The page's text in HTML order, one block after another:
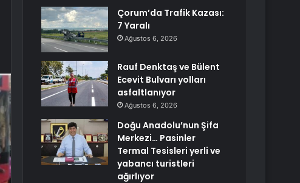
Çorum’da Trafik Kazası:
7 Yaralı
Ağustos 6, 2026
Rauf Denktaş ve Bülent
Ecevit Bulvarı yolları
asfaltlanıyor
Ağustos 6, 2026
Doğu Anadolu’nun Şifa
Merkezi… Pasinler
Termal Tesisleri yerli ve
yabancı turistleri
ağırlıyor